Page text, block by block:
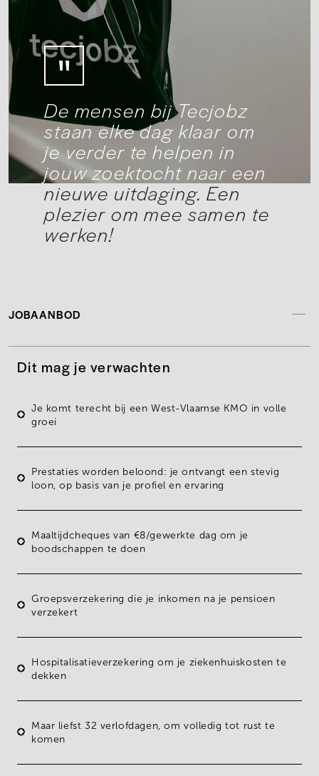
De mensen bij Tecjobz
staan elke dag klaar om
je verder te helpen in
jouw zoektocht naar een
nieuwe uitdaging. Een
plezier om mee samen te
werken!
JOBAANBOD
Dit mag je verwachten
Je komt terecht bij een West-Vlaamse KMO in volle
groei
Prestaties worden beloond: je ontvangt een stevig
loon , op basis van je profiel en ervaring
Maaltijdcheques van €8/gewerkte dag om je
boodschappen te doen
Groepsverzekeringdie je inkomen na je pensioen
verzekert
Hospitalisatieverzekeringom je ziekenhuiskosten te
dekken
Maar liefst 32 verlofdagen,om volledig tot rust te
komen